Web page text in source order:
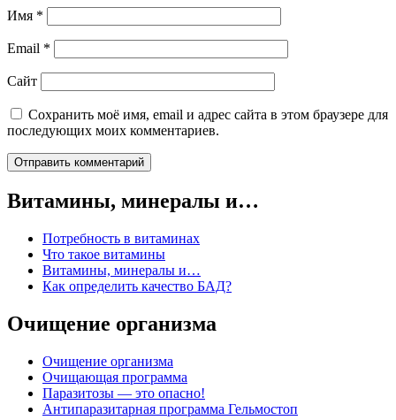
Имя *
Email *
Сайт
Сохранить моё имя, email и адрес сайта в этом браузере для
последующих моих комментариев.
Витамины, минералы и…
Потребность в витаминах
Что такое витамины
Витамины, минералы и…
Как определить качество БАД?
Очищение организма
Очищение организма
Очищающая программа
Паразитозы — это опасно!
Антипаразитарная программа Гельмостоп